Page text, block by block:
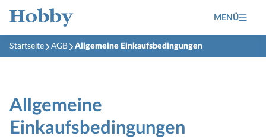
MENÜ
Startseite AGB Allgemeine Einkaufsbedingungen
Allgemeine
Einkaufsbedingungen